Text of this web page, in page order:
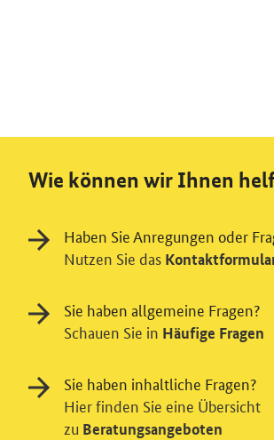
Wie können wir Ihnen
Haben Sie Anregungen oder
Nutzen Sie das
Sie haben allgemeine Fragen?
Schauen Sie in Häufige Fragen
Sie haben inhaltliche Fragen?
Hier finden Sie eine Übersicht
zu Beratungsangeboten